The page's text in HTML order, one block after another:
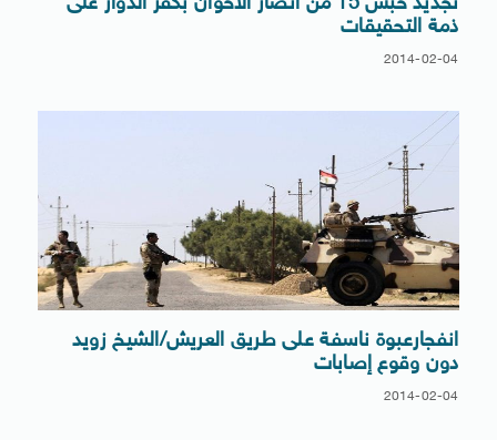
ذمة التحقيقات
2014-02-04
انفجارعبوة ناسفة على طريق العريش/الشيخ زويد
دون وقوع إصابات
2014-02-04